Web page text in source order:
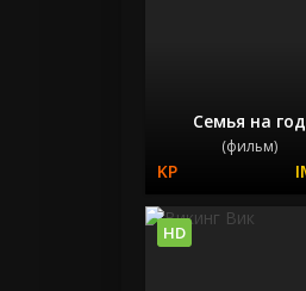
Семья на год
(фильм)
HD